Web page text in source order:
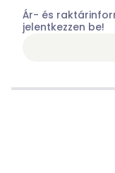
Ár- és
jelentkezzen be!